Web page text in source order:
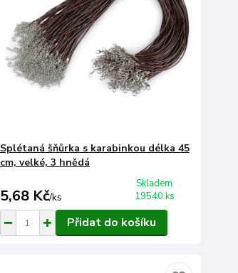
Splétaná šňůrka s karabinkou délka 45
cm, velké, 3 hnědá
5,68 Kč/ks
Skladem
19540 ks
Přidat do košíku